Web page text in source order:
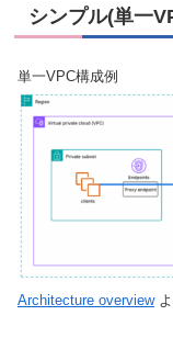
シンプル(単一
単一VPC構成例
Architecture overviewよ